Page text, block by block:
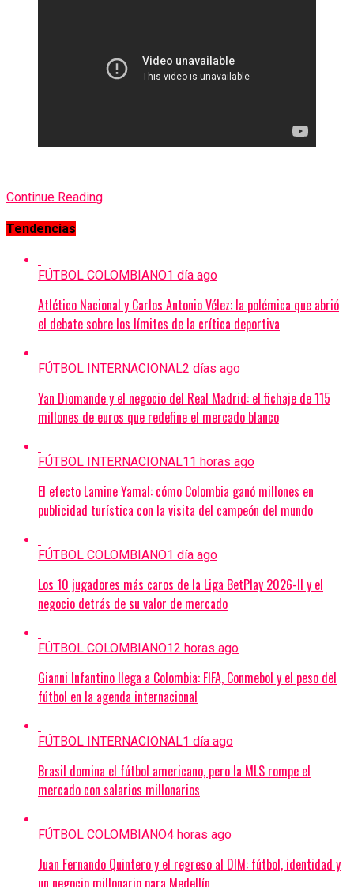
Continue Reading
Tendencias
FÚTBOL COLOMBIANO1 día ago
Atlético Nacional y Carlos Antonio Vélez: la polémica que abrió
el debate sobre los límites de la crítica deportiva
FÚTBOL INTERNACIONAL2 días ago
Yan Diomande y el negocio del Real Madrid: el fichaje de 115
millones de euros que redefine el mercado blanco
FÚTBOL INTERNACIONAL11 horas ago
El efecto Lamine Yamal: cómo Colombia ganó millones en
publicidad turística con la visita del campeón del mundo
FÚTBOL COLOMBIANO1 día ago
Los 10 jugadores más caros de la Liga BetPlay 2026-II y el
negocio detrás de su valor de mercado
FÚTBOL COLOMBIANO12 horas ago
Gianni Infantino llega a Colombia: FIFA, Conmebol y el peso del
fútbol en la agenda internacional
FÚTBOL INTERNACIONAL1 día ago
Brasil domina el fútbol americano, pero la MLS rompe el
mercado con salarios millonarios
FÚTBOL COLOMBIANO4 horas ago
Juan Fernando Quintero y el regreso al DIM: fútbol, identidad y
un negocio millonario para Medellín